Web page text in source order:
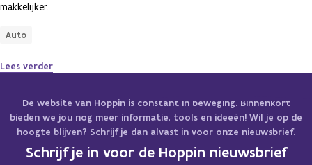
makkelijker.
Auto
Lees verder
De website van Hoppin is constant in beweging. Binnenkort
bieden we jou nog meer informatie, tools en ideeën! Wil je op de
hoogte blijven? Schrijf je dan alvast in voor onze nieuwsbrief.
Schrijf je in voor de Hoppin nieuwsbrief